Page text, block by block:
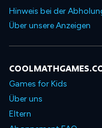
Hinweis bei der
Über unsere Anzeigen
Games for Kids
Über uns
Eltern